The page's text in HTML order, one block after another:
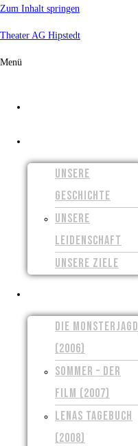
Zum Inhalt springen
Theater AG Hipstedt
Menü
UNSERE
GESCHICHTE
UNSERE
LEIDENSCHAFT
UNSERE ZIELE
DIE MONSTERJAGD
(2006)
SOMMER – DER
FILM (2007)
LENAS TAGEBUCH
(2008)